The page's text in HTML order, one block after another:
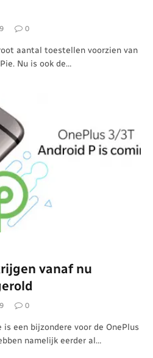
0
aantal toestellen voorzien van
Nu is ook de…
vanaf nu
0
een bijzondere voor de OnePlus
namelijk eerder al…